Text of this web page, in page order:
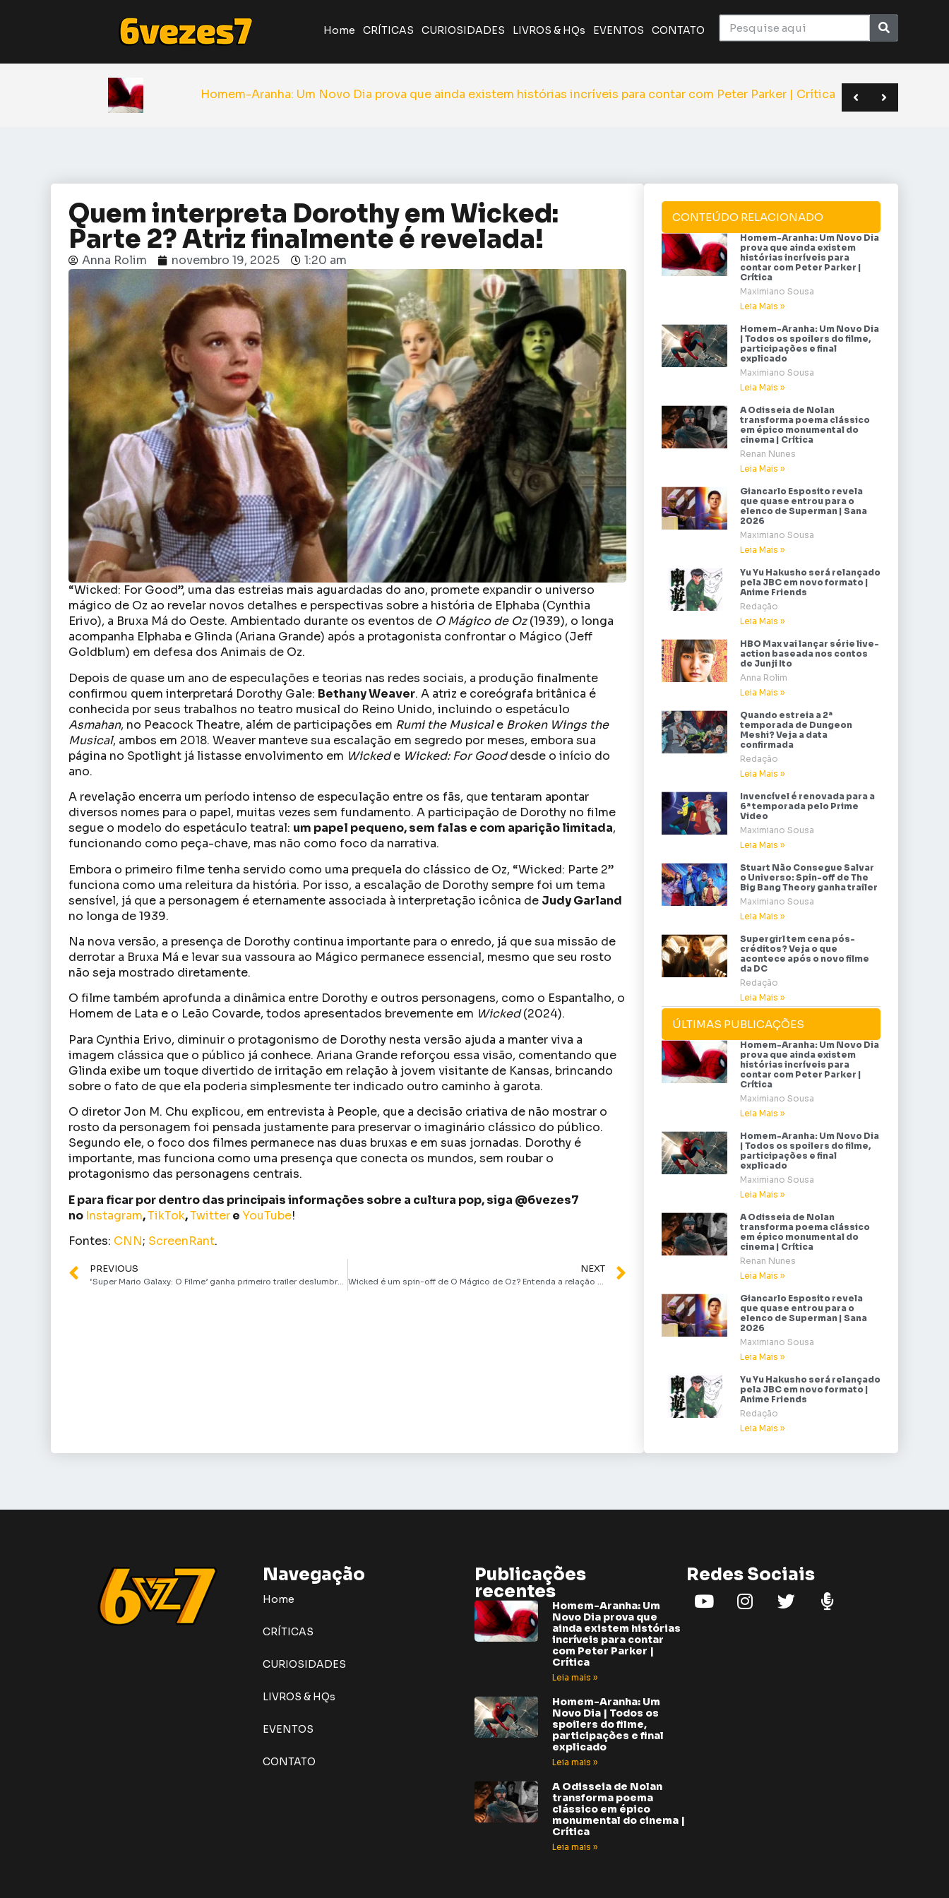
Home CRÍTICAS CURIOSIDADES LIVROS & HQs EVENTOS CONTATO
Homem-Aranha:
A Odisseia de Nolan transforma poema clássico em épico monumental do cinema | Crítica
Giancarlo Esposito revela que quase entrou para o elenco de Superman | Sana 2026
Yu Yu Hakusho será relançado pela JBC em novo formato | Anime Friends
Quem interpreta Dorothy em Wicked:
Parte 2? Atriz finalmente é revelada!
Anna Rolim novembro 19, 2025 1:20 am
“Wicked: For Good”, uma das estreias mais aguardadas do ano, promete expandir o universo
mágico de Oz ao revelar novos detalhes e perspectivas sobre a história de Elphaba (Cynthia
Erivo), a Bruxa Má do Oeste. Ambientado durante os eventos de O Mágico de Oz(1939), o longa
acompanha Elphaba e Glinda (Ariana Grande) após a protagonista confrontar o Mágico (Jeff
Goldblum) em defesa dos Animais de Oz.
Depois de quase um ano de especulações e teorias nas redes sociais, a produção finalmente
confirmou quem interpretará Dorothy Gale: Bethany Weaver. A atriz e coreógrafa britânica é
conhecida por seus trabalhos no teatro musical do Reino Unido, incluindo o espetáculo
Asmahan, no Peacock Theatre, além de participações em Rumi the Musicale Broken Wings the
Musical, ambos em 2018. Weaver manteve sua escalação em segredo por meses, embora sua
página no Spotlight já listasse envolvimento em Wickede Wicked: For Gooddesde o início do
ano.
A revelação encerra um período intenso de especulação entre os fãs, que tentaram apontar
diversos nomes para o papel, muitas vezes sem fundamento. A participação de Dorothy no filme
segue o modelo do espetáculo teatral: um papel pequeno, sem falas e com aparição limitada,
funcionando como peça-chave, mas não como foco da narrativa.
Embora o primeiro filme tenha servido como uma prequela do clássico de Oz, “Wicked: Parte 2”
funciona como uma releitura da história. Por isso, a escalação de Dorothy sempre foi um tema
sensível, já que a personagem é eternamente associada à interpretação icônica de Judy Garland
no longa de 1939.
Na nova versão, a presença de Dorothy continua importante para o enredo, já que sua missão de
derrotar a Bruxa Má e levar sua vassoura ao Mágico permanece essencial, mesmo que seu rosto
não seja mostrado diretamente.
O filme também aprofunda a dinâmica entre Dorothy e outros personagens, como o Espantalho, o
Homem de Lata e o Leão Covarde, todos apresentados brevemente em Wicked(2024).
Para Cynthia Erivo, diminuir o protagonismo de Dorothy nesta versão ajuda a manter viva a
imagem clássica que o público já conhece. Ariana Grande reforçou essa visão, comentando que
Glinda exibe um toque divertido de irritação em relação à jovem visitante de Kansas, brincando
sobre o fato de que ela poderia simplesmente ter indicado outro caminho à garota.
O diretor Jon M. Chu explicou, em entrevista à People, que a decisão criativa de não mostrar o
rosto da personagem foi pensada justamente para preservar o imaginário clássico do público.
Segundo ele, o foco dos filmes permanece nas duas bruxas e em suas jornadas. Dorothy é
importante, mas funciona como uma presença que conecta os mundos, sem roubar o
protagonismo das personagens centrais.
E para ficar por dentro das principais informações sobre a cultura pop, siga @6vezes7
no Instagram,TikTok,Twittere YouTube!
Fontes: CNN; ScreenRant.
PREVIOUS
‘Super Mario Galaxy: O Filme’ ganha primeiro trailer deslumbrante
NEXT
Wicked é um spin-off de O Mágico de Oz? Entenda a relação entre as histórias
CONTEÚDO RELACIONADO
Homem-Aranha: Um Novo Dia
prova que ainda existem
histórias incríveis para
contar com Peter Parker |
Crítica
Maximiano Sousa
Leia Mais »
Homem-Aranha: Um Novo Dia
| Todos os spoilers do filme,
participações e final
explicado
Maximiano Sousa
Leia Mais »
A Odisseia de Nolan
transforma poema clássico
em épico monumental do
cinema | Crítica
Renan Nunes
Leia Mais »
Giancarlo Esposito revela
que quase entrou para o
elenco de Superman | Sana
2026
Maximiano Sousa
Leia Mais »
Yu Yu Hakusho será relançado
pela JBC em novo formato |
Anime Friends
Redação
Leia Mais »
HBO Max vai lançar série live-
action baseada nos contos
de Junji Ito
Anna Rolim
Leia Mais »
Quando estreia a 2ª
temporada de Dungeon
Meshi? Veja a data
confirmada
Redação
Leia Mais »
Invencível é renovada para a
6ª temporada pelo Prime
Video
Maximiano Sousa
Leia Mais »
Stuart Não Consegue Salvar
o Universo: Spin-off de The
Big Bang Theory ganha trailer
Maximiano Sousa
Leia Mais »
Supergirl tem cena pós-
créditos? Veja o que
acontece após o novo filme
da DC
Redação
Leia Mais »
ÚLTIMAS PUBLICAÇÕES
Homem-Aranha: Um Novo Dia
prova que ainda existem
histórias incríveis para
contar com Peter Parker |
Crítica
Maximiano Sousa
Leia Mais »
Homem-Aranha: Um Novo Dia
| Todos os spoilers do filme,
participações e final
explicado
Maximiano Sousa
Leia Mais »
A Odisseia de Nolan
transforma poema clássico
em épico monumental do
cinema | Crítica
Renan Nunes
Leia Mais »
Giancarlo Esposito revela
que quase entrou para o
elenco de Superman | Sana
2026
Maximiano Sousa
Leia Mais »
Yu Yu Hakusho será relançado
pela JBC em novo formato |
Anime Friends
Redação
Leia Mais »
Navegação
Home
CRÍTICAS
CURIOSIDADES
LIVROS & HQs
EVENTOS
CONTATO
Publicações
recentes
Homem-Aranha: Um
Novo Dia prova que
ainda existem histórias
incríveis para contar
com Peter Parker |
Crítica
Leia mais »
Homem-Aranha: Um
Novo Dia | Todos os
spoilers do filme,
participações e final
explicado
Leia mais »
A Odisseia de Nolan
transforma poema
clássico em épico
monumental do cinema |
Crítica
Leia mais »
Redes Sociais